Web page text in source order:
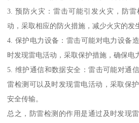
3. 预防火灾：雷击可能引发火灾，防
动，采取相应的防火措施，减少火灾的发
4. 保护电力设备：雷击可能对电力设备
时发现雷电活动，采取保护措施，确保电
5. 维护通信和数据安全：雷击可能对通
雷检测可以及时发现雷电活动，采取保
安全传输。
总之，防雷检测的作用是通过及时发现